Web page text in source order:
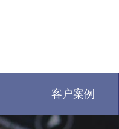
客户案例